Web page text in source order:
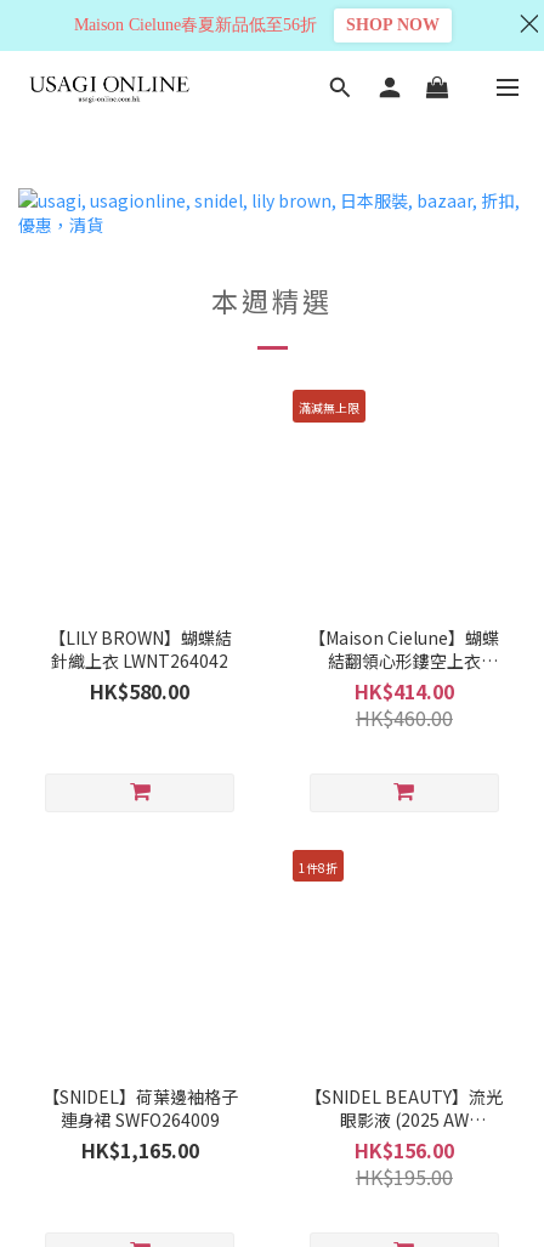
本週精選
【LILY BROWN】蝴蝶結
針織上衣 LWNT264042
HK$580.00
滿減無上限
【Maison Cielune】蝴蝶
結翻領心形鏤空上衣
MWBD262677
HK$414.00
HK$460.00
【SNIDEL】荷葉邊袖格子
連身裙 SWFO264009
HK$1,165.00
1件8折
【SNIDEL BEAUTY】流光
眼影液 (2025 AW
COLLECTION)
HK$156.00
HK$195.00
Maison Cielune春夏新品低至56折 SHOP NOW